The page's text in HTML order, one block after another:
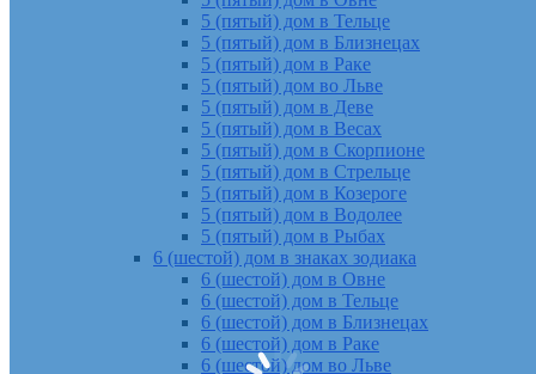
5 (пятый) дом в Тельце
5 (пятый) дом в Близнецах
5 (пятый) дом в Раке
5 (пятый) дом во Льве
5 (пятый) дом в Деве
5 (пятый) дом в Весах
5 (пятый) дом в Скорпионе
5 (пятый) дом в Стрельце
5 (пятый) дом в Козероге
5 (пятый) дом в Водолее
5 (пятый) дом в Рыбах
6 (шестой) дом в знаках зодиака
6 (шестой) дом в Овне
6 (шестой) дом в Тельце
6 (шестой) дом в Близнецах
6 (шестой) дом в Раке
6 (шестой) дом во Льве